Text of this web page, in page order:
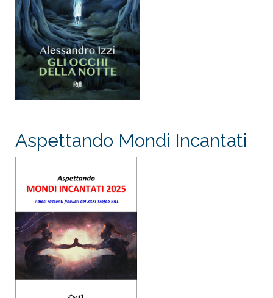
Aspettando Mondi Incantati